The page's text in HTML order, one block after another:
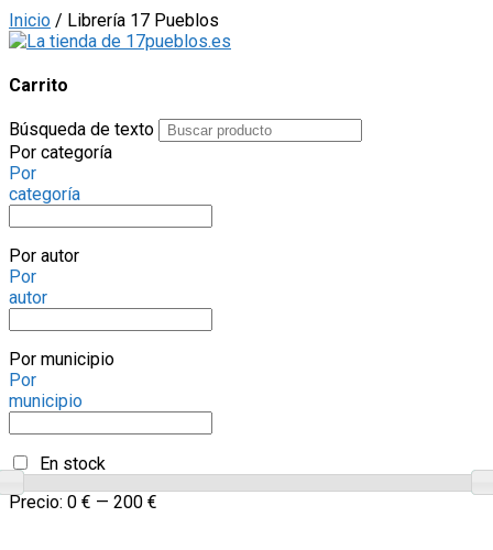
Inicio / Librería 17 Pueblos
Carrito
Búsqueda de texto
Por categoría
Por
categoría
Por autor
Por
autor
Por municipio
Por
municipio
En stock
Precio: 0 € — 200 €